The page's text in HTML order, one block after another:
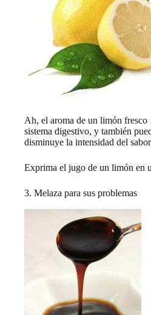
Ah, el aroma de un limón
sistema digestivo, y también
disminuye la intensidad del
Exprima el jugo de un limón en
3. Melaza para sus problemas